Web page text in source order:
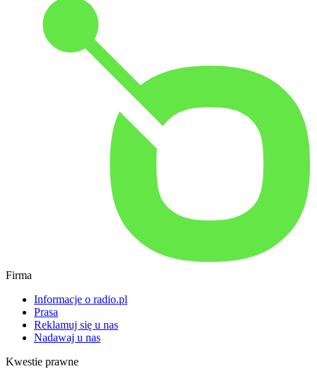
Firma
Informacje o radio.pl
Prasa
Reklamuj się u nas
Nadawaj u nas
Kwestie prawne